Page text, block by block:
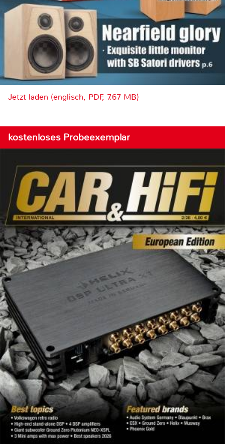
Jetzt laden (englisch, PDF, 7.67 MB)
kostenloses Probeexemplar